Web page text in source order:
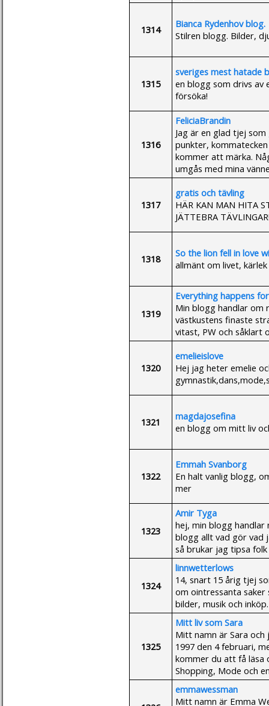
1314
Bianca Rydenhov blog.
Stilren blogg. Bilder,
1315
sveriges mest hatade
en blogg som drivs av
försöka!
1316
FeliciaBrandin
Jag är en glad tjej
punkter,
kommer att märka.
umgås med mina
1317
gratis och tävling
HÄR KAN MAN HITA
JÄTTEBRA
1318
So the lion fell in love
allmänt om livet,
1319
Everything happens
Min blogg handlar om
västkustens finaste
vitast, PW och såklart
1320
emelieislove
Hej jag heter emelie
1321
magdajosefina
en blogg om mitt liv
1322
Emmah Svanborg
En halt vanlig blogg,
mer
1323
Amir Tyga
hej, min blogg handlar
blogg allt vad gör vad
så brukar jag tipsa
1324
linnwetterlows
14, snart 15 årig tjej
om ointressanta saker
bilder, musik och inköp.
1325
Mitt liv som Sara
Mitt namn är Sara och
1997 den 4 februari,
kommer du att få läsa
Shopping, Mode och
emmawessman
Mitt namn är Emma